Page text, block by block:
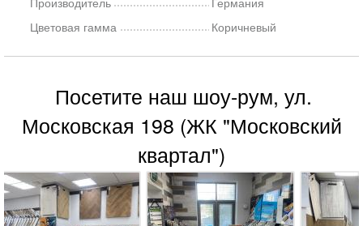
Цветовая гамма
Коричневый
Посетите наш шоу-рум, ул.
Московская 198 (ЖК "Московский
квартал")